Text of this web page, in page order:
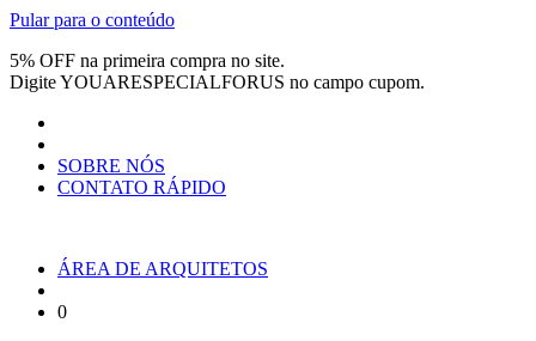
Pular para o conteúdo
5% OFF na primeira compra no site.
DigiteYOUARESPECIALFORUS no campo cupom.
SOBRE NÓS
CONTATO RÁPIDO
ÁREA DE ARQUITETOS
0